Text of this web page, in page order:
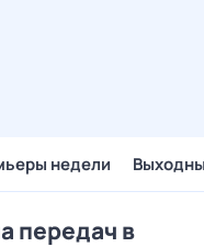
недели
передач в